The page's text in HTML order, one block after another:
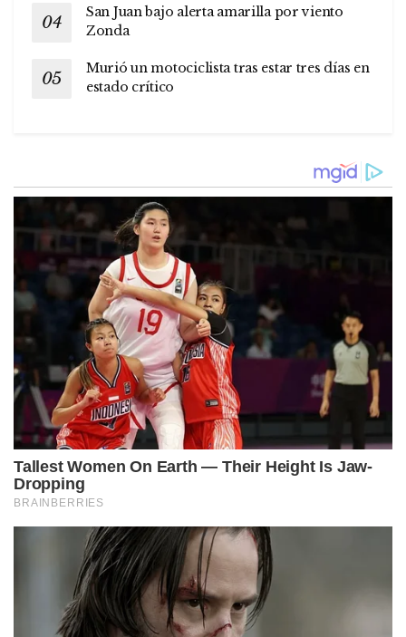
San Juan bajo alerta amarilla por viento
Zonda
Murió un motociclista tras estar tres días en
estado crítico